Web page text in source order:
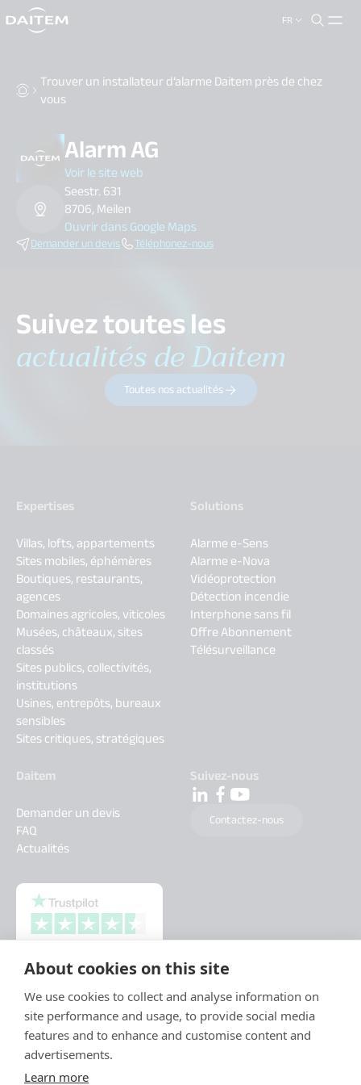
About cookies on this site
We use cookies to collect and analyse information on
site performance and usage, to provide social media
features and to enhance and customise content and
advertisements.
Learn more
FR
search.label
Trouver un installateur d’alarme Daitem près de chez
vous
Alarm AG
Voir le site web
Seestr. 631
8706, Meilen
Ouvrir dans Google Maps
Demander un devis Téléphonez-nous
Suivez toutes les
actualités de Daitem
Toutes nos actualités
Expertises
Villas, lofts, appartements
Sites mobiles, éphémères
Boutiques, restaurants,
agences
Domaines agricoles, viticoles
Musées, châteaux, sites
classés
Sites publics, collectivités,
institutions
Usines, entrepôts, bureaux
sensibles
Sites critiques, stratégiques
Solutions
Alarme e-Sens
Alarme e-Nova
Vidéoprotection
Détection incendie
Interphone sans fil
Offre Abonnement
Télésurveillance
Daitem
Demander un devis
FAQ
Actualités
Suivez-nous
Contactez-nous